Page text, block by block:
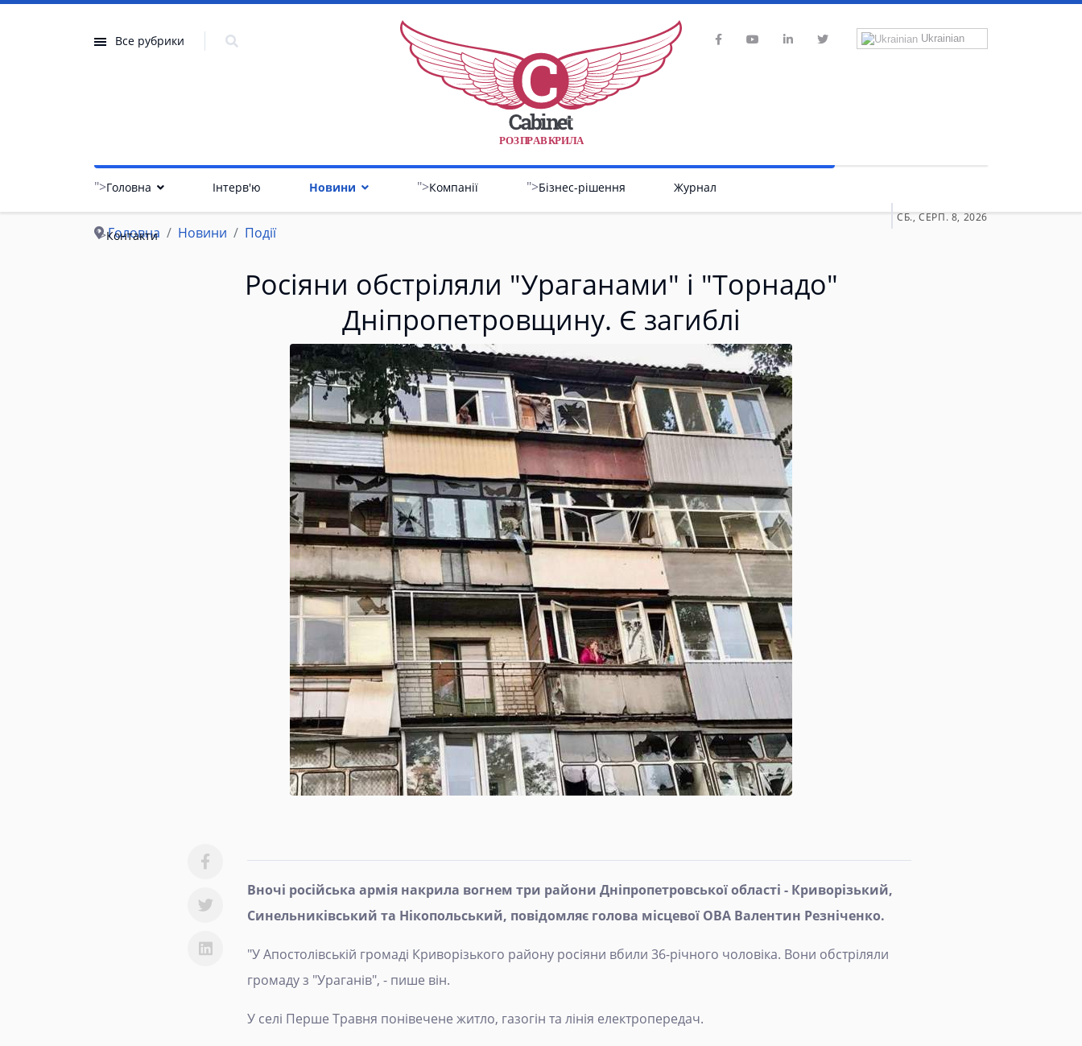
Все рубрики
РОЗПРАВКРИЛА
Ukrainian
">Головна Інтерв'ю Новини ">Компанії ">Бізнес-рішення Журнал
">Контакти
СБ., СЕРП. 8, 2026
Головна Новини Події
Росіяни обстріляли "Ураганами" і "Торнадо"
Дніпропетровщину. Є загиблі
Вночі російська армія накрила вогнем три райони Дніпропетровської області - Криворізький,
Синельниківський та Нікопольський, повідомляє голова місцевої ОВА Валентин Резніченко.
"У Апостолівській громаді Криворізького району росіяни вбили 36-річного чоловіка. Вони обстріляли
громаду з "Ураганів", - пише він.
У селі Перше Травня понівечене житло, газогін та лінія електропередач.